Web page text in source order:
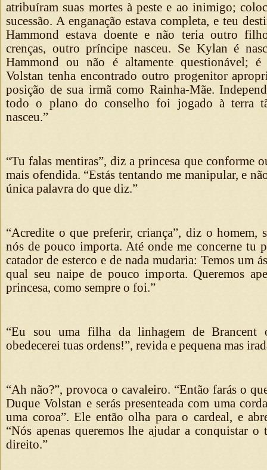
atribuíram suas mortes à peste e ao inimigo;
sucessão. A enganação estava completa, e teu
Hammond estava doente e não teria outro
crenças, outro príncipe nasceu. Se Kylan é
Hammond ou não é altamente questionável;
Volstan tenha encontrado outro progenitor
posição de sua irmã como Rainha-Mãe.
todo o plano do conselho foi jogado à terra
nasceu.”
“Tu falas mentiras”, diz a princesa que conforme
mais ofendida. “Estás tentando me manipular, e
única palavra do que diz.”
“Acredite o que preferir, criança”, diz o homem,
nós de pouco importa. Até onde me concerne tu
catador de esterco e de nada mudaria: Temos um
qual seu naipe de pouco importa. Queremos
princesa, como sempre o foi.”
“Eu sou uma filha da linhagem de Brancent
obedecerei tuas ordens!”, revida e pequena mas
“Ah não?”, provoca o cavaleiro. “Então farás o
Duque Volstan e serás presenteada com uma
uma coroa”. Ele então olha para o cardeal, e
“Nós apenas queremos lhe ajudar a conquistar
direito.”